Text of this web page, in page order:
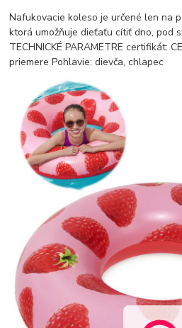
Nafukovacie koleso je určené len na
ktorá umožňuje dieťaťu cítiť dno, pod
TECHNICKÉ PARAMETRE certifikát:
priemere Pohlavie: dievča, chlapec